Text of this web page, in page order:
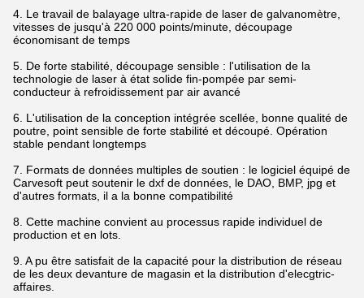
4. Le travail de balayage ultra-rapide de laser de galvanomètre,
vitesses de jusqu'à 220 000 points/minute, découpage
économisant de temps
5. De forte stabilité, découpage sensible : l'utilisation de la
technologie de laser à état solide fin-pompée par semi-
conducteur à refroidissement par air avancé
6. L'utilisation de la conception intégrée scellée, bonne qualité de
poutre, point sensible de forte stabilité et découpé. Opération
stable pendant longtemps
7. Formats de données multiples de soutien : le logiciel équipé de
Carvesoft peut soutenir le dxf de données, le DAO, BMP, jpg et
d'autres formats, il a la bonne compatibilité
8. Cette machine convient au processus rapide individuel de
production et en lots.
9. A pu être satisfait de la capacité pour la distribution de réseau
de les deux devanture de magasin et la distribution d'elecgtric-
affaires.